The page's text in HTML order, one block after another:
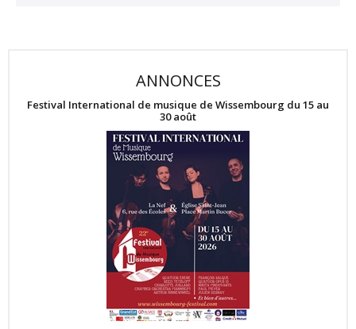
ANNONCES
Festival International de musique de Wissembourg du 15 au
30 août